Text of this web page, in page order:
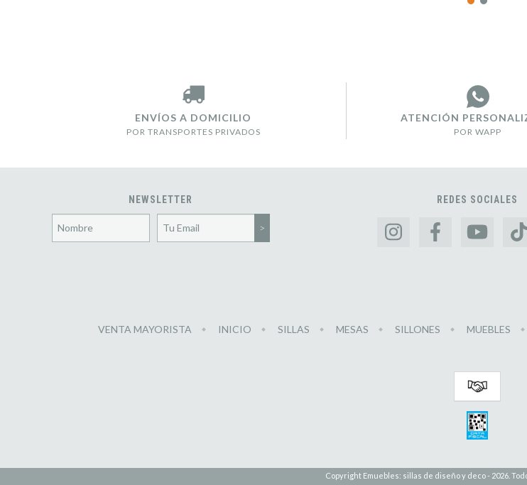
ENVÍOS A DOMICILIO
POR TRANSPORTES PRIVADOS
ATENCIÓN
POR WAPP
NEWSLETTER REDES SOCIALES
VENTA MAYORISTA INICIO SILLAS MESAS SILLONES MUEBLES
Copyright Emuebles: sillas de diseño y deco - 2026.